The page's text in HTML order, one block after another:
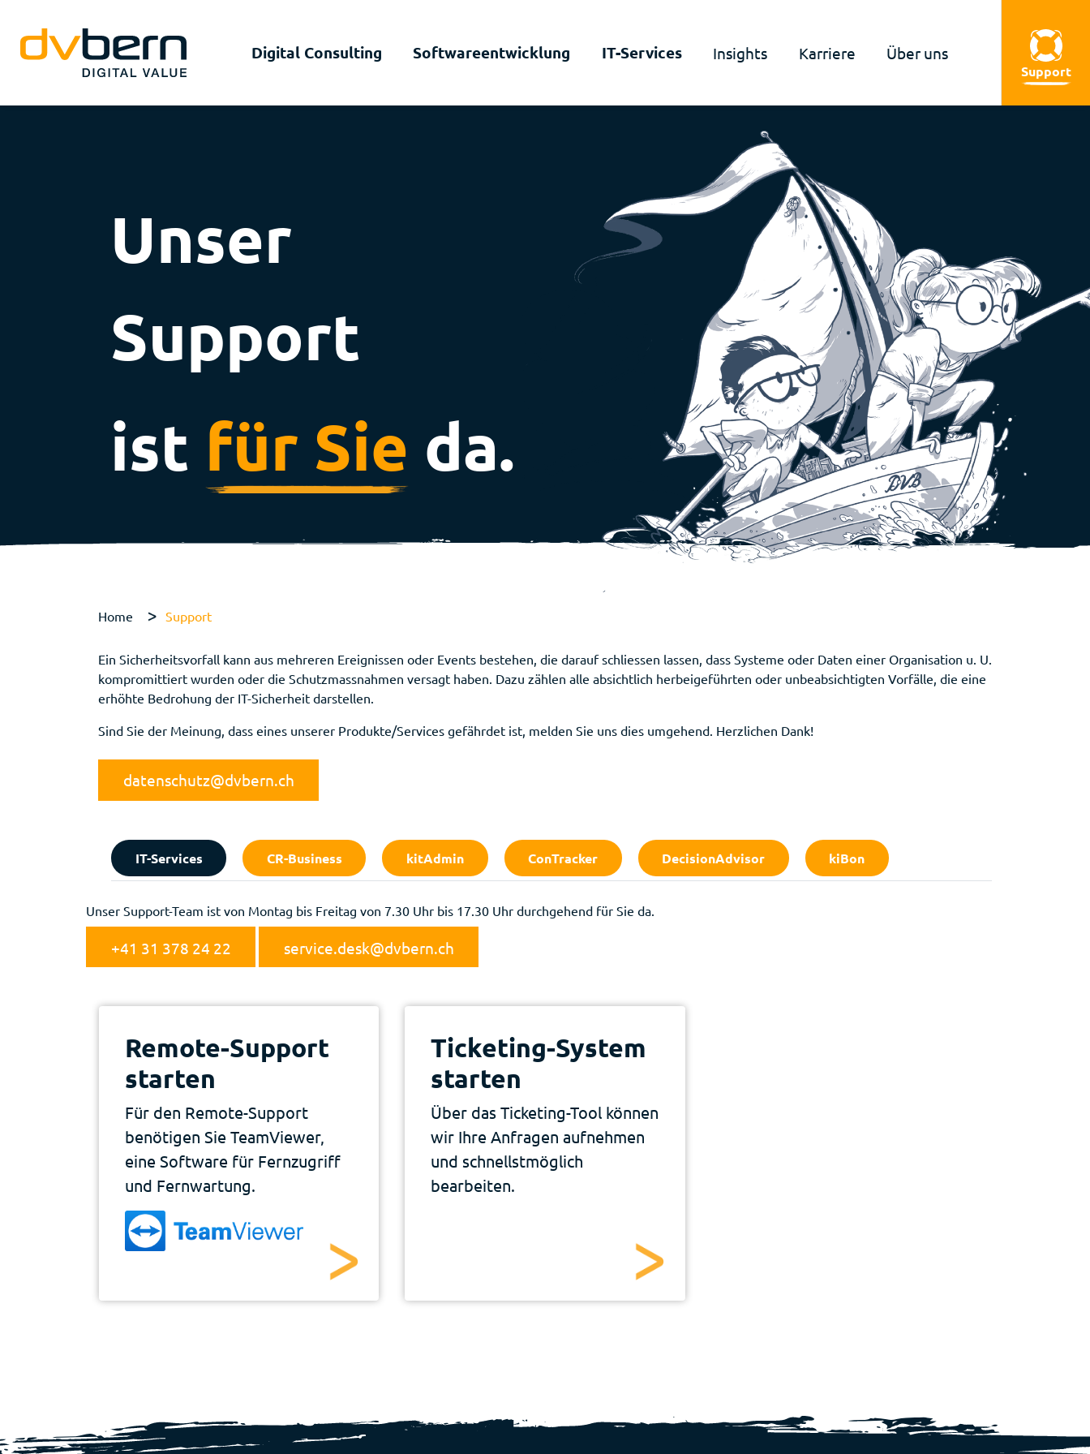
Digital Consulting Softwareentwicklung IT-Services Insights Karriere Über uns
Support
Unser
Support
ist für Sie da.
Home Support
Ein Sicherheitsvorfall kann aus mehreren Ereignissen oder Events bestehen, die darauf schliessen lassen, dass Systeme oder Daten einer Organisation u. U.
kompromittiert wurden oder die Schutzmassnahmen versagt haben. Dazu zählen alle absichtlich herbeigeführten oder unbeabsichtigten Vorfälle, die eine
erhöhte Bedrohung der IT-Sicherheit darstellen.
Sind Sie der Meinung, dass eines unserer Produkte/Services gefährdet ist, melden Sie uns dies umgehend. Herzlichen Dank!
datenschutz@dvbern.ch
IT-Services CR-Business kitAdmin ConTracker DecisionAdvisor kiBon
Unser Support-Team ist von Montag bis Freitag von 7.30 Uhr bis 17.30 Uhr durchgehend für Sie da.
+41 31 378 24 22 service.desk@dvbern.ch
Remote-Support
starten
Für den Remote-Support
benötigen Sie TeamViewer,
eine Software für Fernzugriff
und Fernwartung.
Ticketing-System
starten
Über das Ticketing-Tool können
wir Ihre Anfragen aufnehmen
und schnellstmöglich
bearbeiten.